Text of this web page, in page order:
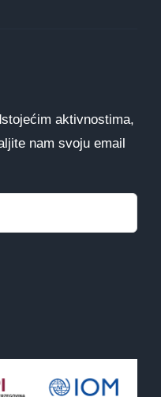
aktivnostima,
nam svoju email